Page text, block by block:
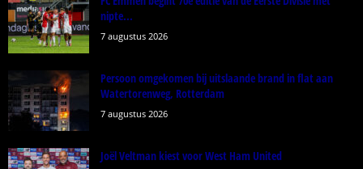
nipte...
7 augustus 2026
Persoon omgekomen bij uitslaande brand in flat aan
Watertorenweg, Rotterdam
7 augustus 2026
Joël Veltman kiest voor West Ham United